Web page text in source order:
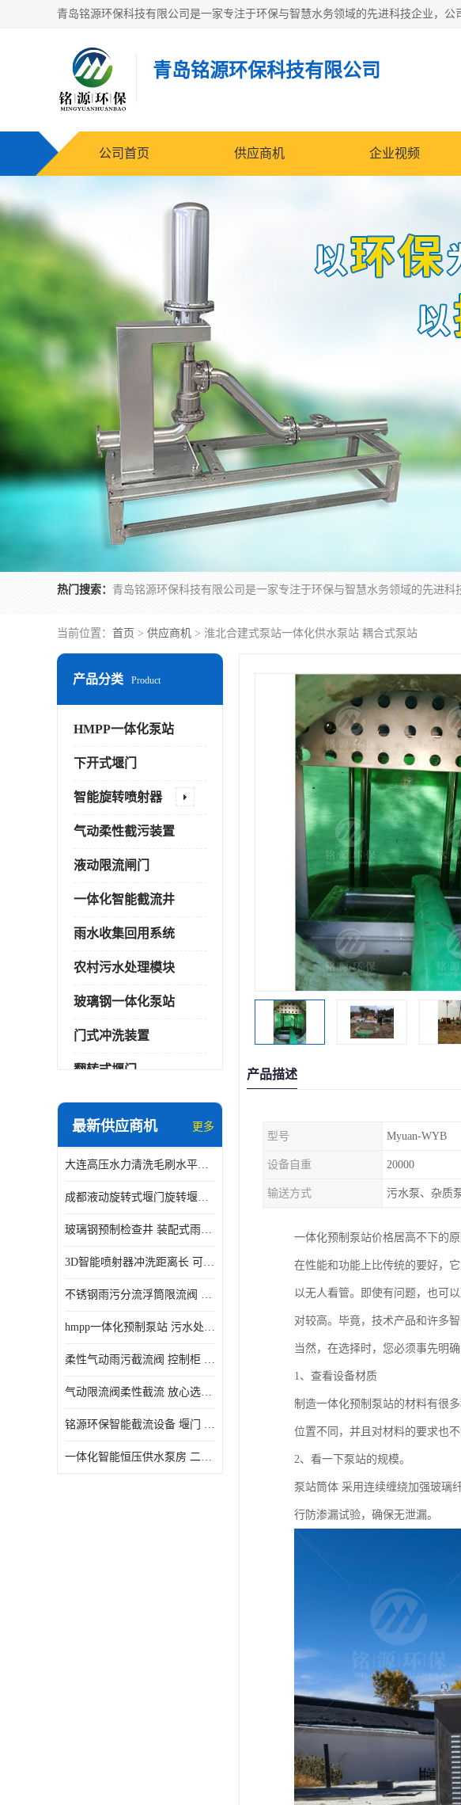
青岛铭源环保科技有限公司
公司首页 供应商机 企业视频
热门搜索：
当前位置： 首页 > 供应商机 > 淮北合建式泵站一体化供水泵站 耦合式泵站
产品分类 Product
HMPP一体化泵站
下开式堰门
智能旋转喷射器
气动柔性截污装置
液动限流闸门
一体化智能截流井
雨水收集回用系统
农村污水处理模块
玻璃钢一体化泵站
门式冲洗装置
翻转式堰门
智能一体化雨水泵站
智能一体化供水泵房
智能一体化净水设备
最新供应商机 更多
大连高压水力清洗毛刷水平自清洁滚刷 水力自动冲洗系统 水力清洗
成都液动旋转式堰门旋转堰门 自动控制 SUS304
玻璃钢预制检查井 装配式雨水污水井 初期弃流井 源头厂家
3D智能喷射器冲洗距离长 可270度旋转 高强度水压远距离喷洗
不锈钢雨污分流浮筒限流阀 DN150-DN1000 品质可信
hmpp一体化预制泵站 污水处理系统 乡镇学校市政排水 厂家供应
柔性气动雨污截流阀 控制柜 远程控制安全性高检修方便
气动限流阀柔性截流 放心选购 控源截污铭源环保
铭源环保智能截流设备 堰门 铸铁调节闸门作用 源头商家 可定制
一体化智能恒压供水泵房 二次加压供水设备户外智慧泵房
产品描述
型号 Myuan-WYB
设备自重 20000
输送方式 污水泵、杂质
一体化预制泵站价格居高不下的原
在性能和功能上比传统的要好，
以无人看管。即使有问题，也可
对较高。毕竟，技术产品和许多
当然，在选择时，您必须事先明
1、查看设备材质
制造一体化预制泵站的材料有很
位置不同，并且对材料的要求也
2、看一下泵站的规模。
泵站筒体 采用连续缠绕加强玻璃
行防渗漏试验，确保无泄漏。